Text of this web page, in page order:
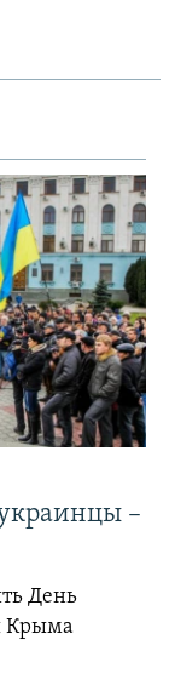
–
День
Крыма